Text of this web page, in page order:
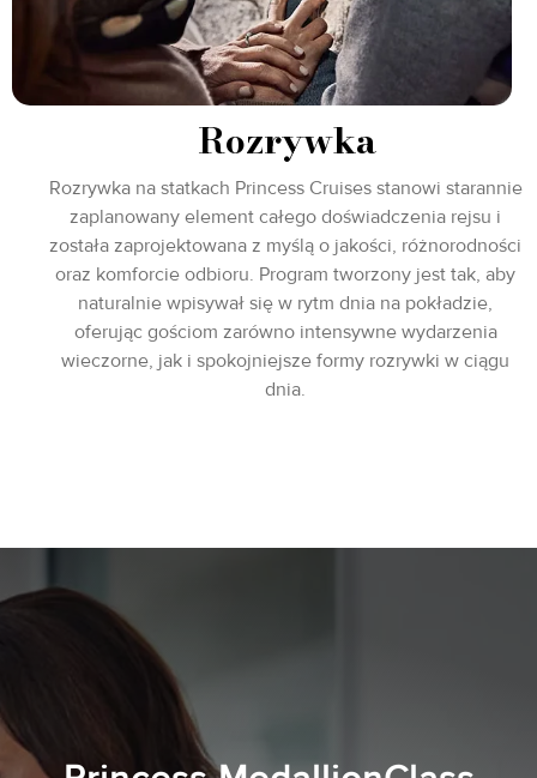
Rozrywka
Rozrywka na statkach Princess Cruises stanowi starannie
zaplanowany element całego doświadczenia rejsu i
została zaprojektowana z myślą o jakości, różnorodności
oraz komforcie odbioru. Program tworzony jest tak, aby
naturalnie wpisywał się w rytm dnia na pokładzie,
oferując gościom zarówno intensywne wydarzenia
wieczorne, jak i spokojniejsze formy rozrywki w ciągu
dnia.